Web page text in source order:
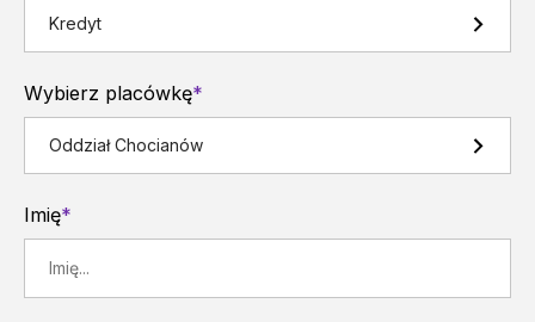
Kredyt
Wybierz placówkę*
Oddział Chocianów
Imię*